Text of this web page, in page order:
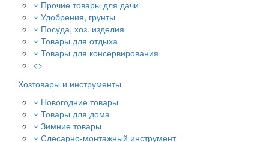
Прочие товары для дачи
Удобрения, грунты
Посуда, хоз. изделия
Товары для отдыха
Товары для консервирования
<>
Хозтовары и инструменты
Новогодние товары
Товары для дома
Зимние товары
Слесарно-монтажный инструмент